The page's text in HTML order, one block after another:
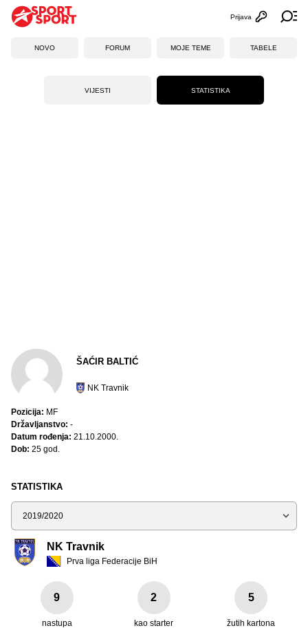
Otvori
Prijava
NOVO FORUM MOJE TEME TABELE
VIJESTI STATISTIKA
STATISTIKA
Sezona
NK Travnik
Prva liga Federacije BiH
9
nastupa
2
kao starter
5
žutih kartona
ŠAĆIR BALTIĆ
NK Travnik
Pozicija: MF
Državljanstvo: -
Datum rođenja: 21.10.2000.
Dob: 25 god.